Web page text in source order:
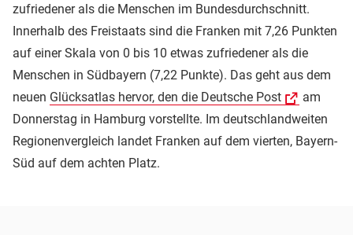
zufriedener als die Menschen im Bundesdurchschnitt.
Innerhalb des Freistaats sind die Franken mit 7,26 Punkten
auf einer Skala von 0 bis 10 etwas zufriedener als die
Menschen in Südbayern (7,22 Punkte). Das geht aus dem
neuen Glücksatlas hervor, den die Deutsche Post
am
Donnerstag in Hamburg vorstellte. Im deutschlandweiten
Regionenvergleich landet Franken auf dem vierten, Bayern-
Süd auf dem achten Platz.